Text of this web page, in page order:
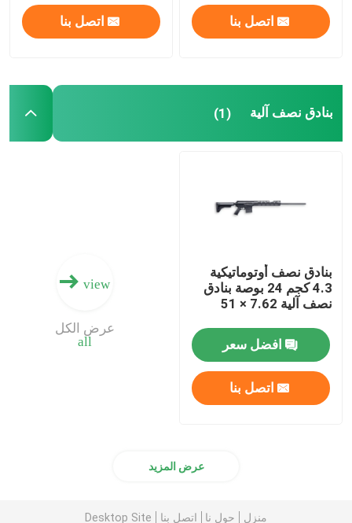
بنادق نصف آلية
بنادق طلقة واحدة
ذخيرة البندقية
البصريات بندقية
اتصل بنا اتصل بنا
بنادق نصف آلية (1)
بنادق نصف أوتوماتيكية
4.3 كجم 24 بوصة بنادق
نصف آلية 7.62 × 51
افضل سعر
اتصل بنا
view
all
عرض الكل
عرض المزيد
منزل حول نا اتصل بنا Desktop Site